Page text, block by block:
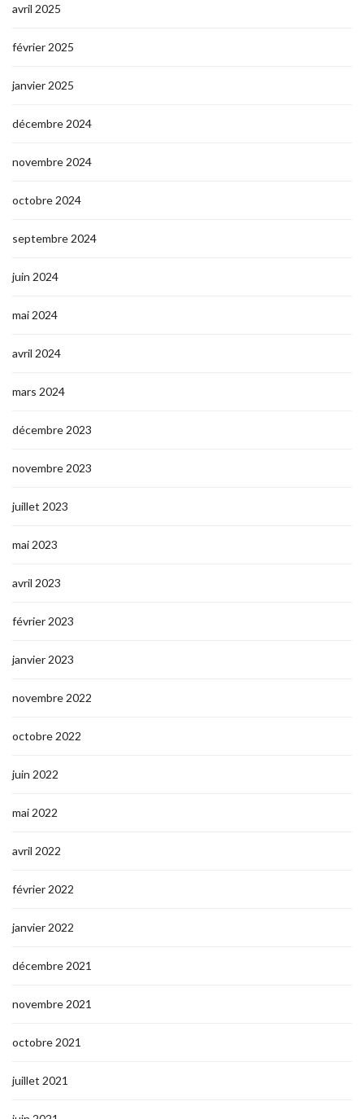
avril 2025
février 2025
janvier 2025
décembre 2024
novembre 2024
octobre 2024
septembre 2024
juin 2024
mai 2024
avril 2024
mars 2024
décembre 2023
novembre 2023
juillet 2023
mai 2023
avril 2023
février 2023
janvier 2023
novembre 2022
octobre 2022
juin 2022
mai 2022
avril 2022
février 2022
janvier 2022
décembre 2021
novembre 2021
octobre 2021
juillet 2021